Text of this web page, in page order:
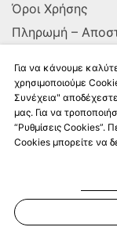
Όροι Χρήσης
Πληρωμή –
ΑΚΟΛΟΥΘΗΣΤΕ
Για να κάνουμε
χρησιμοποιούμε
Συνέχεια"
μας. Για να
“Ρυθμίσεις Cookies”.
Cookies μπορείτε να